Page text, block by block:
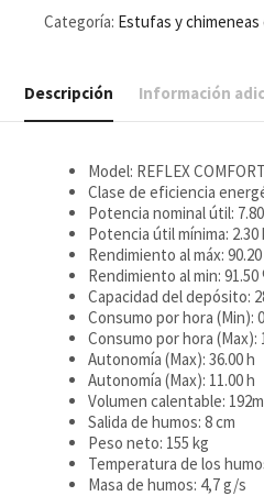
Categoría: Estufas y
Descripción Información
Model: REFLEX
Clase de eficiencia
Potencia nominal útil:
Potencia útil mínima: 2.30
Rendimiento al máx:
Rendimiento al min: 91.50
Capacidad del depósito:
Consumo por hora (Min):
Consumo por hora (Max):
Autonomía (Max): 36.00 h
Autonomía (Max): 11.00 h
Volumen calentable:
Salida de humos: 8 cm
Peso neto: 155 kg
Temperatura de los
Masa de humos: 4,7 g/s